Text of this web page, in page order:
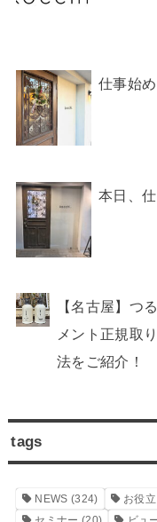
仕事始め
本日、
【名古屋】つ
メント正規取
法をご紹介！
tags
NEWS (324) お役